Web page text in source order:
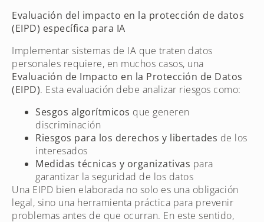
Evaluación del impacto en la protección de datos
(EIPD) específica para IA
Implementar sistemas de IA que traten datos
personales requiere, en muchos casos, una
Evaluación de Impacto en la Protección de Datos
(EIPD). Esta evaluación debe analizar riesgos como:
Sesgos algorítmicos que generen
discriminación
Riesgos para los derechos y libertades de los
interesados
Medidas técnicas y organizativas para
garantizar la seguridad de los datos
Una EIPD bien elaborada no solo es una obligación
legal, sino una herramienta práctica para prevenir
problemas antes de que ocurran. En este sentido,